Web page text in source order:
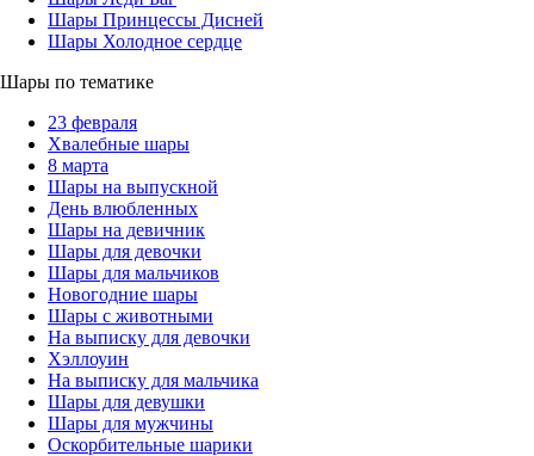
Шары Принцессы Дисней
Шары Холодное сердце
Шары по тематике
23 февраля
Хвалебные шары
8 марта
Шары на выпускной
День влюбленных
Шары на девичник
Шары для девочки
Шары для мальчиков
Новогодние шары
Шары с животными
На выписку для девочки
Хэллоуин
На выписку для мальчика
Шары для девушки
Шары для мужчины
Оскорбительные шарики